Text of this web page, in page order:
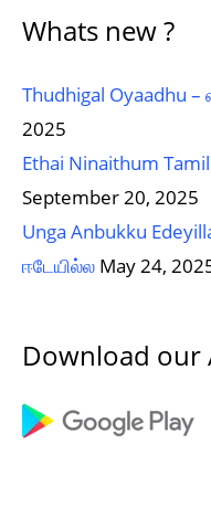
Whats new ?
Thudhigal Oyaadhu –
2025
Ethai Ninaithum
September 20, 2025
Unga Anbukku
ஈடேயில்ல May 24,
Download our